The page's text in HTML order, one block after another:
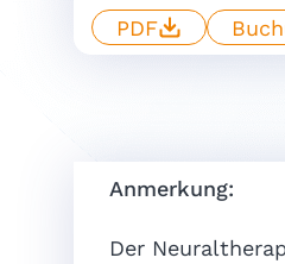
PDF
Anmerkung:
Der